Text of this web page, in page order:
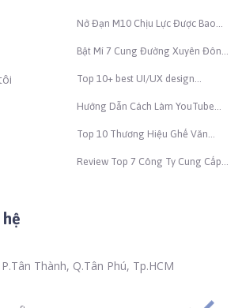
Nở Đạn M10 Chịu Lực Được Bao
Thi Công?
Bật Mí 7 Cung Đường Xuyên Đông
Top 10+ best UI/UX design
Hướng Dẫn Cách Làm YouTube
Quả
Top 10 Thương Hiệu Ghế Văn
Nhất Hiện Nay
Review Top 7 Công Ty Cung Cấp
Thành, Q.Tân Phú, Tp.HCM